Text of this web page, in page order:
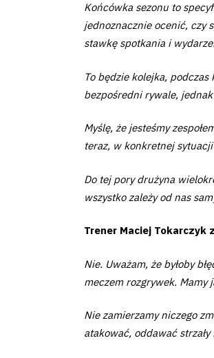
Foundation
Business
Privacy
Regulations
Development
Końcówka sezonu to
jednoznacznie ocenić, czy
stawkę spotkania i
To będzie kolejka,
bezpośredni rywale,
Myślę, że jesteśmy
teraz, w konkretnej
Do tej pory drużyna
wszystko zależy od nas
Trener Maciej Tokarczyk
Nie. Uważam, że byłoby
meczem rozgrywek. Mamy
Nie zamierzamy niczego
atakować, oddawać